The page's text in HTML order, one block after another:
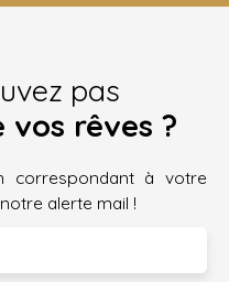
pas
rêves ?
correspondant à votre
alerte mail !